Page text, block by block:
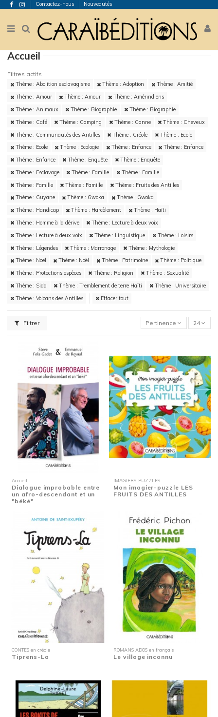
Contactez-nous Nouveautés
Accueil
Filtres actifs
Thème : Abolition esclavagisme Thème : Adoption
Thème : Amitié
Thème : Amour
Thème : Amour
Thème : Amérindiens
Thème : Animaux
Thème : Biographie
Thème : Biographie
Thème : Café
Thème : Camping Thème : Canne
Thème : Cheveux
Thème : Communautés des Antilles
Thème : Créole
Thème : Ecole
Thème : Ecole
Thème : Ecologie Thème : Enfance
Thème : Enfance
Thème : Enfance
Thème : Enquête
Thème : Enquête
Thème : Esclavage
Thème : Famille
Thème : Famille
Thème : Famille
Thème : Famille
Thème : Fruits des Antilles
Thème : Guyane
Thème : Gwoka
Thème : Gwoka
Thème : Handicap
Thème : Harcèlement
Thème : Haïti
Thème : Homme à la dérive
Thème : Lecture à deux voix
Thème : Lecture à deux voix
Thème : Linguistique
Thème : Loisirs
Thème : Légendes
Thème : Marronage
Thème : Mythologie
Thème : Noël
Thème : Noël Thème : Patrimoine
Thème : Politique
Thème : Protections espèces
Thème : Religion
Thème : Sexualité
Thème : Sida
Thème : Tremblement de terre Haïti
Thème : Universitaire
Thème : Volcans des Antilles
Effacer tout
Filtrer Pertinence 24
Accueil
Dialogue improbable entre
un afro-descendant et un
"béké"
IMAGIERS-PUZZLES
Mon imagier-puzzle LES
FRUITS DES ANTILLES
CONTES en créole
Tiprens-La
ROMANS ADOS en français
Le village inconnu